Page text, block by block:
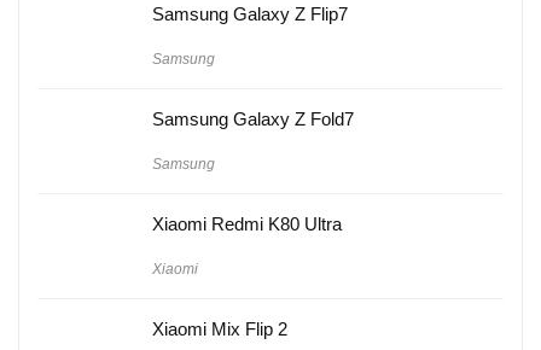
Samsung Galaxy Z Flip7
Samsung
Samsung Galaxy Z Fold7
Samsung
Xiaomi Redmi K80 Ultra
Xiaomi
Xiaomi Mix Flip 2